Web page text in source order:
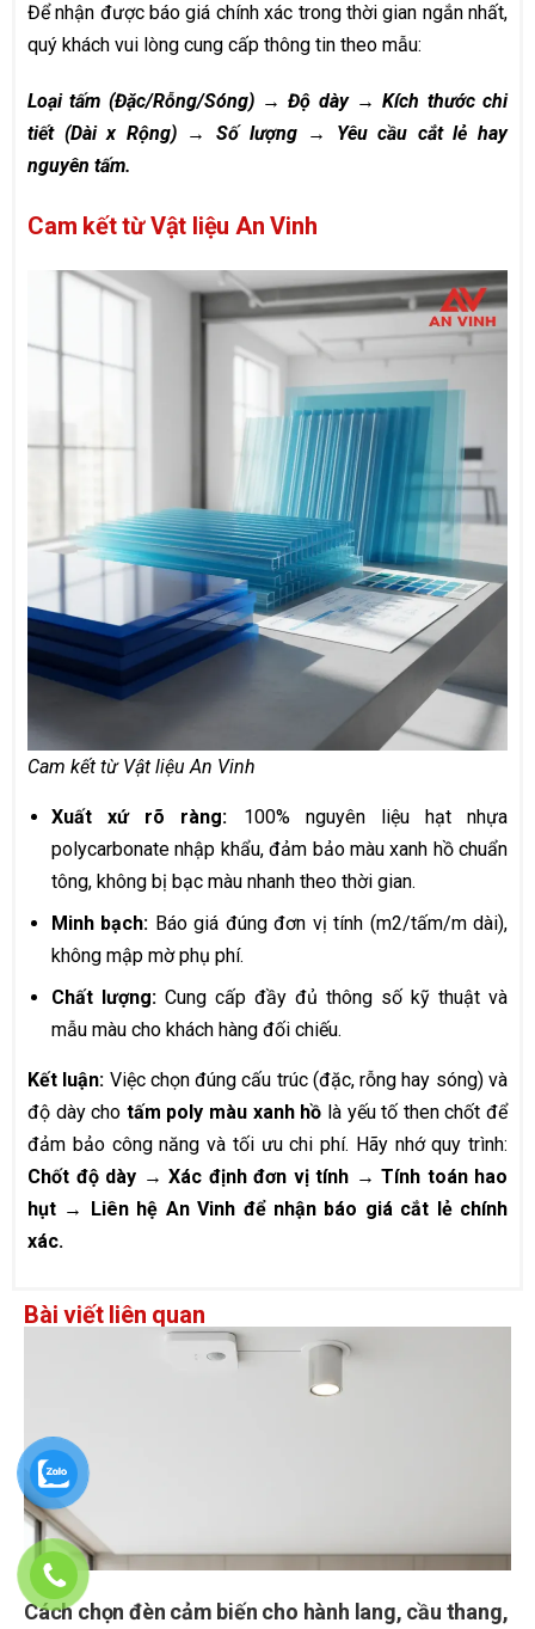
Để nhận được báo giá chính xác trong thời gian ngắn nhất,
quý khách vui lòng cung cấp thông tin theo mẫu:
Loại tấm (Đặc/Rỗng/Sóng) → Độ dày → Kích thước chi
tiết (Dài x Rộng) → Số lượng → Yêu cầu cắt lẻ hay
nguyên tấm.
Cam kết từ Vật liệu An Vinh
Cam kết từ Vật liệu An Vinh
Xuất xứ rõ ràng: 100% nguyên liệu hạt nhựa
polycarbonate nhập khẩu, đảm bảo màu xanh hồ chuẩn
tông, không bị bạc màu nhanh theo thời gian.
Minh bạch: Báo giá đúng đơn vị tính (m2/tấm/m dài),
không mập mờ phụ phí.
Chất lượng: Cung cấp đầy đủ thông số kỹ thuật và
mẫu màu cho khách hàng đối chiếu.
Kết luận: Việc chọn đúng cấu trúc (đặc, rỗng hay sóng) và
độ dày cho tấm poly màu xanh hồ là yếu tố then chốt để
đảm bảo công năng và tối ưu chi phí. Hãy nhớ quy trình:
Chốt độ dày → Xác định đơn vị tính → Tính toán hao
hụt → Liên hệ An Vinh để nhận báo giá cắt lẻ chính
xác.
Bài viết liên quan
Cách chọn đèn cảm biến cho hành lang, cầu thang,